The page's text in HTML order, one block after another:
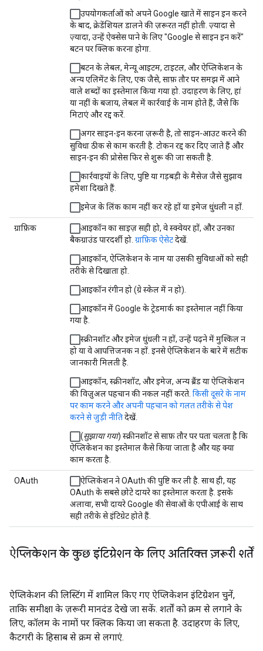
उपयोगकर्ताओं को अपने Google खाते में साइन इन करने
के बाद, क्रेडेंशियल डालने की ज़रूरत नहीं होती. ज़्यादा से
ज़्यादा, उन्हें ऐक्सेस पाने के लिए "Google से साइन इन करें"
बटन पर क्लिक करना होगा.
बटन के लेबल, मेन्यू आइटम, टाइटल, और ऐप्लिकेशन के
अन्य एलिमेंट के लिए, एक जैसे, साफ़ तौर पर समझ में आने
वाले शब्दों का इस्तेमाल किया गया हो. उदाहरण के लिए, हां
या नहीं के बजाय, लेबल में कार्रवाई के नाम होते हैं, जैसे कि
मिटाएं और रद्द करें.
अगर साइन-इन करना ज़रूरी है, तो साइन-आउट करने की
सुविधा ठीक से काम करती है. टोकन रद्द कर दिए जाते हैं और
साइन-इन की प्रोसेस फिर से शुरू की जा सकती है.
कार्रवाइयों के लिए, पुष्टि या गड़बड़ी के मैसेज जैसे सुझाव
हमेशा दिखते हैं.
इमेज के लिंक काम नहीं कर रहे हों या इमेज धुंधली न हों.
ग्राफ़िक
आइकॉन का साइज़ सही हो, वे स्क्वेयर हों, और उनका
बैकग्राउंड पारदर्शी हो. ग्राफ़िक ऐसेटदेखें.
आइकॉन, ऐप्लिकेशन के नाम या उसकी सुविधाओं को सही
तरीके से दिखाता हो.
आइकॉन रंगीन हो (ग्रे स्केल में न हो).
आइकॉन में Google के ट्रेडमार्क का इस्तेमाल नहीं किया
गया है.
स्क्रीनशॉट और इमेज धुंधली न हों, उन्हें पढ़ने में मुश्किल न
हो या वे आपत्तिजनक न हों. इनसे ऐप्लिकेशन के बारे में सटीक
जानकारी मिलती है.
आइकॉन, स्क्रीनशॉट, और इमेज, अन्य ब्रैंड या ऐप्लिकेशन
की विज़ुअल पहचान की नकल नहीं करते. किसी दूसरे के नाम
पर काम करने और अपनी पहचान को गलत तरीके से पेश
करने से जुड़ी नीतिदेखें.
(सुझाया गया) स्क्रीनशॉट से साफ़ तौर पर पता चलता है कि
ऐप्लिकेशन का इस्तेमाल कैसे किया जाता है और यह क्या
काम करता है.
OAuth
ऐप्लिकेशन ने OAuth की पुष्टि कर ली है. साथ ही, यह
OAuth के सबसे छोटे दायरे का इस्तेमाल करता है. इसके
अलावा, सभी दायरे Google की सेवाओं के एपीआई के साथ
सही तरीके से इंटिग्रेट होते हैं.
ऐप्लिकेशन के कुछ इंटिग्रेशन के लिए अतिरिक्त ज़रूरी शर्तें
ऐप्लिकेशन की लिस्टिंग में शामिल किए गए ऐप्लिकेशन इंटिग्रेशन चुनें,
ताकि समीक्षा के ज़रूरी मानदंड देखे जा सकें. शर्तों को क्रम से लगाने के
लिए, कॉलम के नामों पर क्लिक किया जा सकता है. उदाहरण के लिए,
कैटगरी के हिसाब से क्रम से लगाएं.